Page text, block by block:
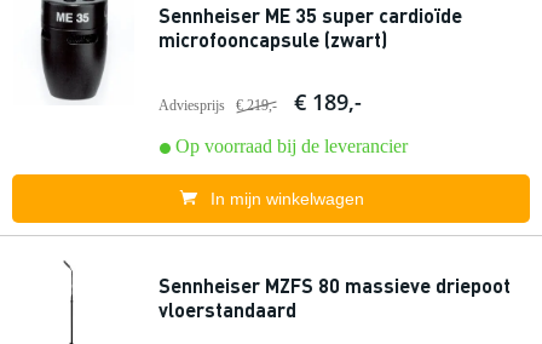
Sennheiser ME 35 super cardioïde
microfooncapsule (zwart)
Adviesprijs € 219,- € 189,-
Op voorraad bij de leverancier
In mijn winkelwagen
Sennheiser MZFS 80 massieve driepoot
vloerstandaard